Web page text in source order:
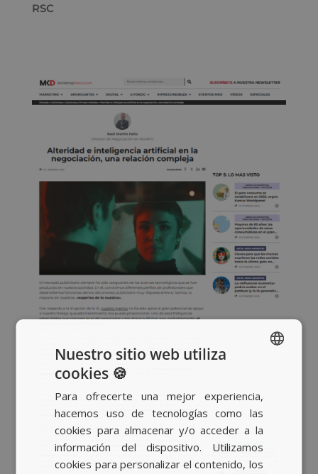
RSC
BASQUE
ENGLISH
Nuestro sitio web utiliza
cookies 🍪
Para ofrecerte una mejor experiencia,
hacemos uso de tecnologías como las
cookies para almacenar y/o acceder a la
información del dispositivo. Utilizamos
cookies para personalizar el contenido, los